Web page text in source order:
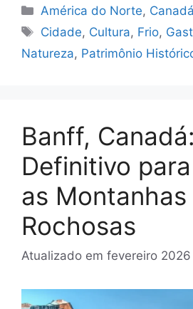
Categorias
América do Norte, Canadá
Tags
Cidade, Cultura, Frio,
Natureza, Patrimônio
Banff,
Definitivo
as Montanhas
Rochosas
Atualizado em fevereiro 2026